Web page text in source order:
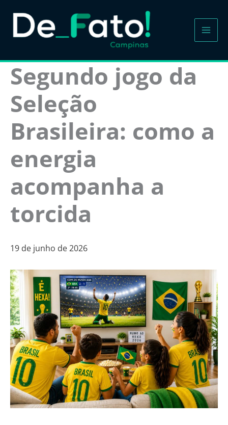
para
Segundo jogo da
Seleção
Brasileira: como a
energia
acompanha a
torcida
19 de junho de 2026